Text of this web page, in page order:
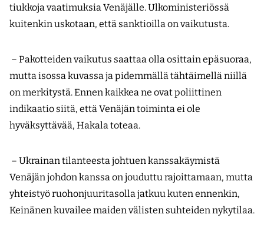
tiukkoja vaatimuksia Venäjälle. Ulkoministeriössä
kuitenkin uskotaan, että sanktioilla on vaikutusta.
– Pakotteiden vaikutus saattaa olla osittain epäsuoraa,
mutta isossa kuvassa ja pidemmällä tähtäimellä niillä
on merkitystä. Ennen kaikkea ne ovat poliittinen
indikaatio siitä, että Venäjän toiminta ei ole
hyväksyttävää, Hakala toteaa.
– Ukrainan tilanteesta johtuen kanssakäymistä
Venäjän johdon kanssa on jouduttu rajoittamaan, mutta
yhteistyö ruohonjuuri­tasolla jatkuu kuten ennenkin,
Keinänen kuvailee maiden välisten suhteiden nykytilaa.